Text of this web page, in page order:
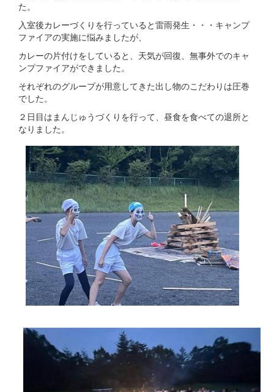
た。
入室後カレーづくりを行っていると雷雨発生・・・キャンプ
ファイアの実施に悩みましたが、
カレーの片付けをしていると、天気が回復、無事外でのキャ
ンプファイアができました。
それぞれのグループが用意してきた出し物のこだわりは圧巻
でした。
２日目はまんじゅうづくりを行って、昼食を食べての退所と
なりました。